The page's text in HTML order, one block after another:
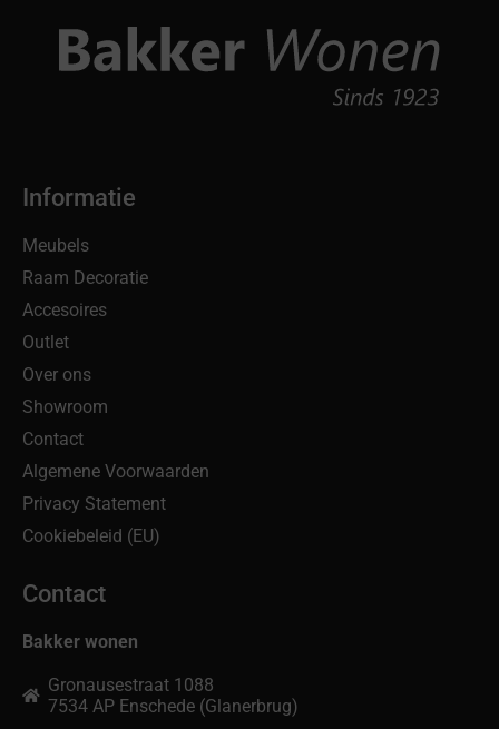
Informatie
Meubels
Raam Decoratie
Accesoires
Outlet
Over ons
Showroom
Contact
Algemene Voorwaarden
Privacy Statement
Cookiebeleid (EU)
Contact
Bakker wonen
Gronausestraat 1088
7534 AP Enschede (Glanerbrug)